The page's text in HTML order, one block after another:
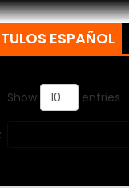
ESPAÑOL
Show entries